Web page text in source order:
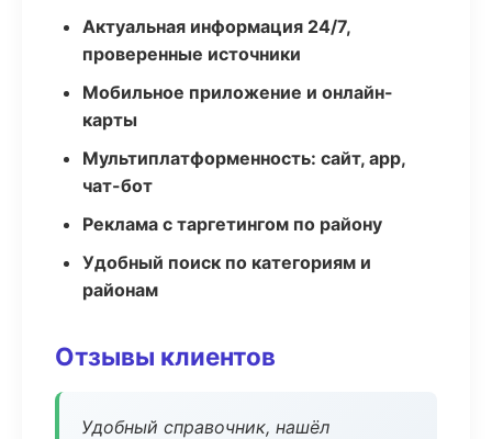
Актуальная информация 24/7,
проверенные источники
Мобильное приложение и онлайн-
карты
Мультиплатформенность: сайт, app,
чат-бот
Реклама с таргетингом по району
Удобный поиск по категориям и
районам
Отзывы клиентов
Удобный справочник, нашёл